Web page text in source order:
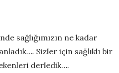
sağlığımızın ne kadar
Sizler için sağlıklı bir
derledik….